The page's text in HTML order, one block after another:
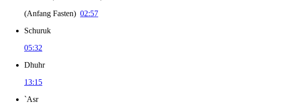
(Anfang Fasten) 02:57
Schuruk
05:32
Dhuhr
13:15
`Asr